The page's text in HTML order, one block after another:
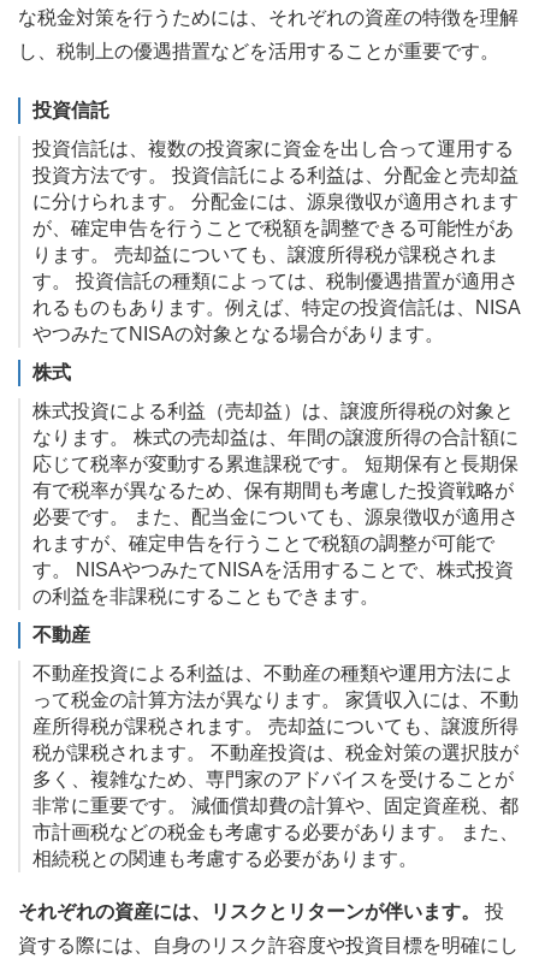
な税金対策を行うためには、それぞれの資産の特徴を理解
し、税制上の優遇措置などを活用することが重要です。
投資信託
投資信託は、複数の投資家に資金を出し合って運用する
投資方法です。 投資信託による利益は、分配金と売却益
に分けられます。 分配金には、源泉徴収が適用されます
が、確定申告を行うことで税額を調整できる可能性があ
ります。 売却益についても、譲渡所得税が課税されま
す。 投資信託の種類によっては、税制優遇措置が適用さ
れるものもあります。例えば、特定の投資信託は、NISA
やつみたてNISAの対象となる場合があります。
株式
株式投資による利益（売却益）は、譲渡所得税の対象と
なります。 株式の売却益は、年間の譲渡所得の合計額に
応じて税率が変動する累進課税です。 短期保有と長期保
有で税率が異なるため、保有期間も考慮した投資戦略が
必要です。 また、配当金についても、源泉徴収が適用さ
れますが、確定申告を行うことで税額の調整が可能で
す。 NISAやつみたてNISAを活用することで、株式投資
の利益を非課税にすることもできます。
不動産
不動産投資による利益は、不動産の種類や運用方法によ
って税金の計算方法が異なります。 家賃収入には、不動
産所得税が課税されます。 売却益についても、譲渡所得
税が課税されます。 不動産投資は、税金対策の選択肢が
多く、複雑なため、専門家のアドバイスを受けることが
非常に重要です。 減価償却費の計算や、固定資産税、都
市計画税などの税金も考慮する必要があります。 また、
相続税との関連も考慮する必要があります。
それぞれの資産には、リスクとリターンが伴います。
投
資する際には、自身のリスク許容度や投資目標を明確にし